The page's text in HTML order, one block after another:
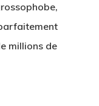
millions de